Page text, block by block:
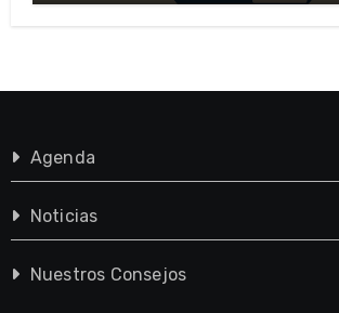
Agenda
Noticias
Nuestros Consejos